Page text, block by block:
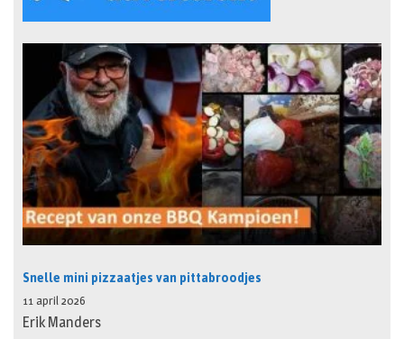
Snelle mini pizzaatjes van pittabroodjes
11 april 2026
Erik Manders